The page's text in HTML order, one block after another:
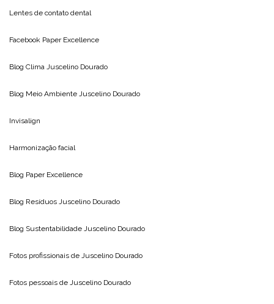
Lentes de contato dental
Facebook Paper Excellence
Blog Clima Juscelino Dourado
Blog Meio Ambiente Juscelino Dourado
Invisalign
Harmonização facial
Blog Paper Excellence
Blog Resíduos Juscelino Dourado
Blog Sustentabilidade Juscelino Dourado
Fotos profissionais de Juscelino Dourado
Fotos pessoais de Juscelino Dourado